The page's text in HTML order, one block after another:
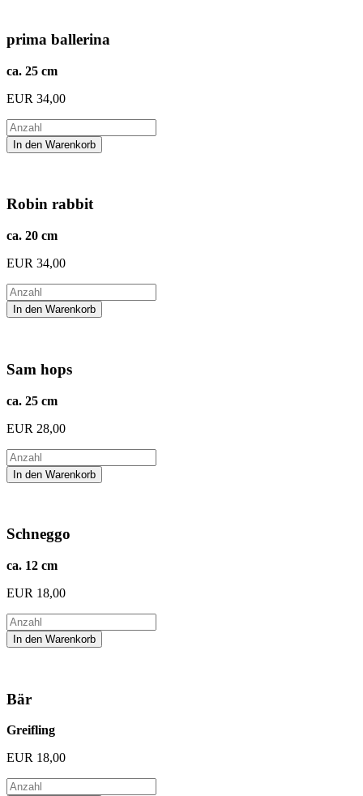
prima ballerina
ca. 25 cm
EUR 34,00
Robin rabbit
ca. 20 cm
EUR 34,00
Sam hops
ca. 25 cm
EUR 28,00
Schneggo
ca. 12 cm
EUR 18,00
Bär
Greifling
EUR 18,00